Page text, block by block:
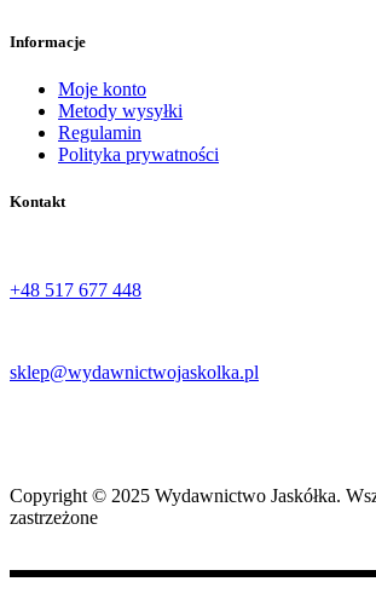
Informacje
Moje konto
Metody wysyłki
Regulamin
Polityka prywatności
Kontakt
+48 517 677 448‬
sklep@wydawnictwojaskolka.pl
Copyright © 2025 Wydawnictwo Jaskółka.
zastrzeżone